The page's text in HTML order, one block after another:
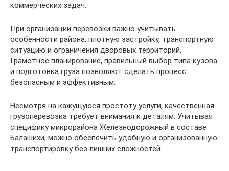
коммерческих задач.
При организации перевозки важно учитывать
особенности района: плотную застройку, транспортную
ситуацию и ограничения дворовых территорий.
Грамотное планирование, правильный выбор типа кузова
и подготовка груза позволяют сделать процесс
безопасным и эффективным.
Несмотря на кажущуюся простоту услуги, качественная
грузоперевозка требует внимания к деталям. Учитывая
специфику микрорайона Железнодорожный в составе
Балашихи, можно обеспечить удобную и организованную
транспортировку без лишних сложностей.